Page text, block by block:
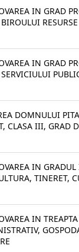
IN GRAD
IN GRAD
DOMNULUI
CLASA III,
IN
TINERET,
IN